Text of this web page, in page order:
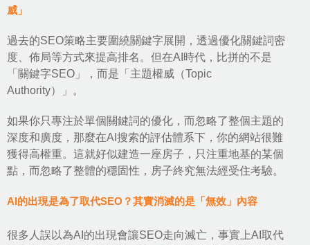
威」
過去的SEO策略主要圍繞關鍵字展開，透過優化關鍵詞密
度、佈局等方式來提高排名。但在AI時代，比拼的不是
「關鍵字SEO」，而是「主題權威（Topic
Authority）」。
如果你只專注於單個關鍵詞的優化，而忽略了整個主題的
深度和廣度，那麼在AI搜索的評估體系下，你的網站很難
獲得高權重。這就好似建造一座房子，只注重地基的某個
點，而忽略了整體的穩固性，房子終究無法經受住考驗。
AI的出現是為了取代SEO？其實消滅的是「無效」內容
很多人誤以為AI的出現會讓SEO走向滅亡，事實上AI取代